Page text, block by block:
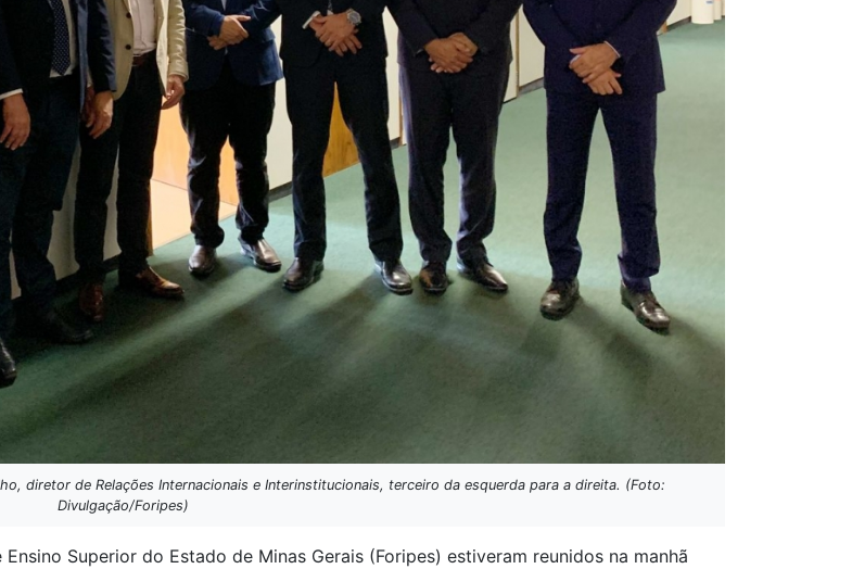
diretor de Relações Internacionais e Interinstitucionais, terceiro da esquerda para a direita. (Foto:
Divulgação/Foripes)
Superior do Estado de Minas Gerais (Foripes) estiveram reunidos na manhã